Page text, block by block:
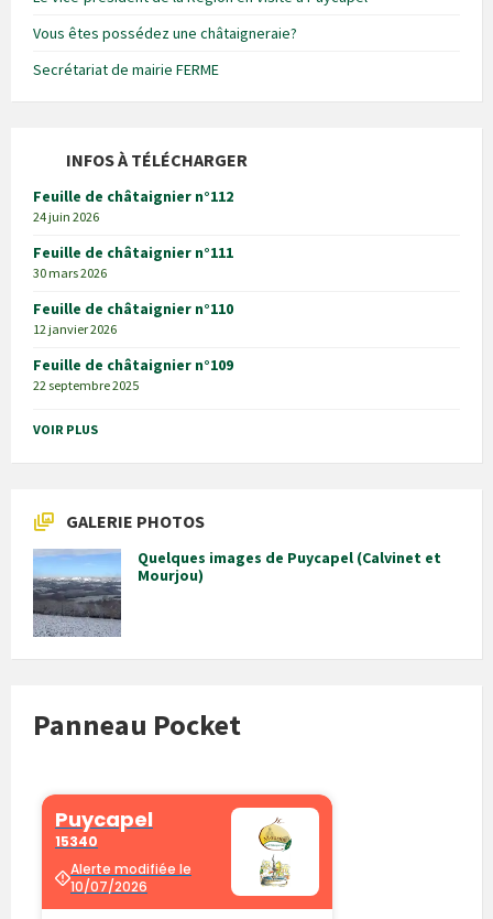
Vous êtes possédez une châtaigneraie?
Secrétariat de mairie FERME
INFOS À TÉLÉCHARGER
Feuille de châtaignier n°112
24 juin 2026
Feuille de châtaignier n°111
30 mars 2026
Feuille de châtaignier n°110
12 janvier 2026
Feuille de châtaignier n°109
22 septembre 2025
VOIR PLUS
GALERIE PHOTOS
Quelques images de Puycapel (Calvinet et
Mourjou)
Panneau Pocket